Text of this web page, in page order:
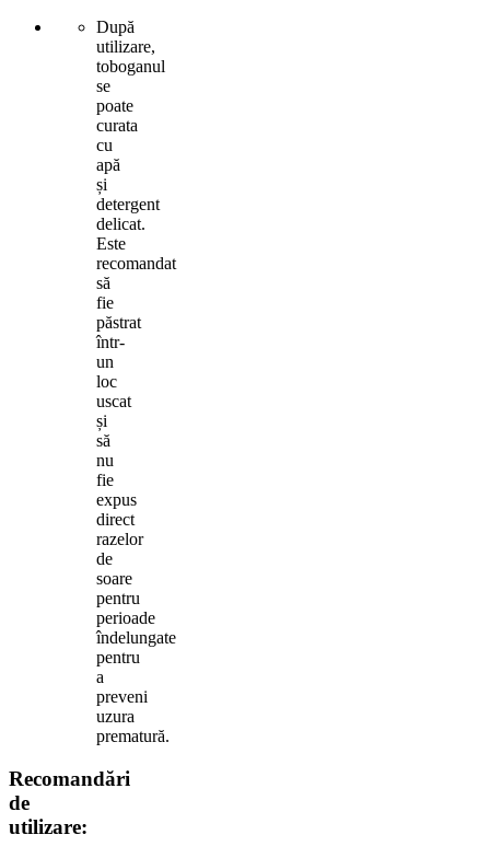
După
utilizare,
toboganul
se
poate
curata
cu
apă
și
detergent
delicat.
Este
recomandat
să
fie
păstrat
într-
un
loc
uscat
și
să
nu
fie
expus
direct
razelor
de
soare
pentru
perioade
îndelungate
pentru
a
preveni
uzura
prematură.
Recomandări
de
utilizare: